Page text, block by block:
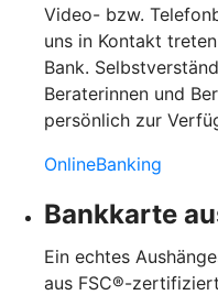
Video- bzw.
uns in Kontakt
Bank.
Beraterinnen und
persönlich zur
OnlineBanking
Bankkarte
Ein echtes
aus FSC®-